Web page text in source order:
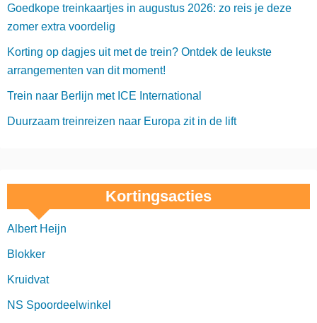
Goedkope treinkaartjes in augustus 2026: zo reis je deze
zomer extra voordelig
Korting op dagjes uit met de trein? Ontdek de leukste
arrangementen van dit moment!
Trein naar Berlijn met ICE International
Duurzaam treinreizen naar Europa zit in de lift
Kortingsacties
Albert Heijn
Blokker
Kruidvat
NS Spoordeelwinkel